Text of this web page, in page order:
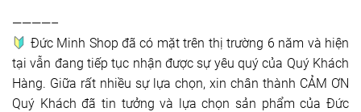
————–
Đức Minh Shop đã có mặt trên thị trường 6 năm và hiện
tại vẫn đang tiếp tục nhận được sự yêu quý của Quý Khách
Hàng. Giữa rất nhiều sự lựa chọn, xin chân thành CẢM ƠN
Quý Khách đã tin tưởng và lựa chọn sản phẩm của Đức